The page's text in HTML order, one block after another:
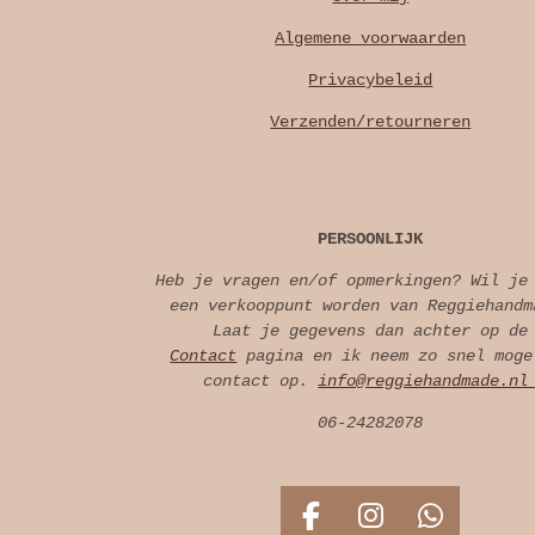
Algemene voorwaarden
Privacybeleid
Verzenden/retourneren
PERSOONLIJK
Heb je vragen en/of opmerkingen? Wil je
een verkooppunt worden van
Laat je gegevens dan achter op de
Contact pagina en ik neem zo snel
contact op.info@reggiehandmade.nl
06-24282078
F I W